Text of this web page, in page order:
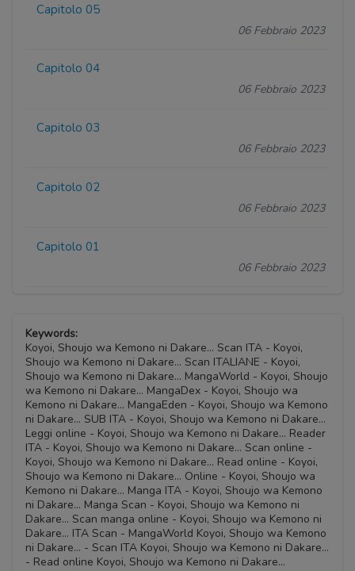
Capitolo 05
06 Febbraio 2023
Capitolo 04
06 Febbraio 2023
Capitolo 03
06 Febbraio 2023
Capitolo 02
06 Febbraio 2023
Capitolo 01
06 Febbraio 2023
Keywords:
Koyoi, Shoujo wa Kemono ni Dakare... Scan ITA - Koyoi,
Shoujo wa Kemono ni Dakare... Scan ITALIANE - Koyoi,
Shoujo wa Kemono ni Dakare... MangaWorld - Koyoi, Shoujo
wa Kemono ni Dakare... MangaDex - Koyoi, Shoujo wa
Kemono ni Dakare... MangaEden - Koyoi, Shoujo wa Kemono
ni Dakare... SUB ITA - Koyoi, Shoujo wa Kemono ni Dakare...
Leggi online - Koyoi, Shoujo wa Kemono ni Dakare... Reader
ITA - Koyoi, Shoujo wa Kemono ni Dakare... Scan online -
Koyoi, Shoujo wa Kemono ni Dakare... Read online - Koyoi,
Shoujo wa Kemono ni Dakare... Online - Koyoi, Shoujo wa
Kemono ni Dakare... Manga ITA - Koyoi, Shoujo wa Kemono
ni Dakare... Manga Scan - Koyoi, Shoujo wa Kemono ni
Dakare... Scan manga online - Koyoi, Shoujo wa Kemono ni
Dakare... ITA Scan - MangaWorld Koyoi, Shoujo wa Kemono
ni Dakare... - Scan ITA Koyoi, Shoujo wa Kemono ni Dakare...
- Read online Koyoi, Shoujo wa Kemono ni Dakare...